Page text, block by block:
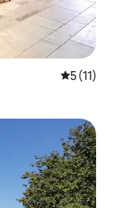
5 (11)